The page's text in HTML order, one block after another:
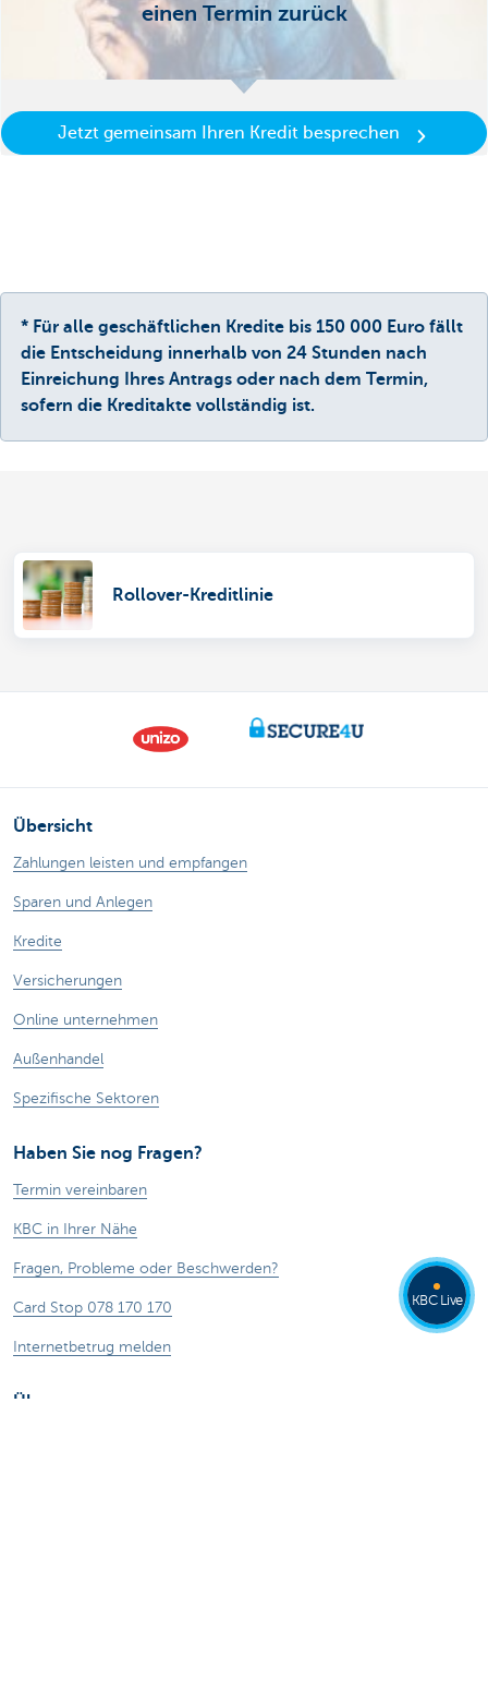
einen Termin zurück
Jetzt gemeinsam Ihren Kredit besprechen
* Für alle geschäftlichen Kredite bis 150 000 Euro fällt
die Entscheidung innerhalb von 24 Stunden nach
Einreichung Ihres Antrags oder nach dem Termin,
sofern die Kreditakte vollständig ist.
Rollover-Kreditlinie
Übersicht
Zahlungen leisten und empfangen
Sparen und Anlegen
Kredite
Versicherungen
Online unternehmen
Außenhandel
Spezifische Sektoren
Haben Sie nog Fragen?
Termin vereinbaren
KBC in Ihrer Nähe
Fragen, Probleme oder Beschwerden?
Card Stop 078 170 170
Internetbetrug melden
Über uns
KBC Live